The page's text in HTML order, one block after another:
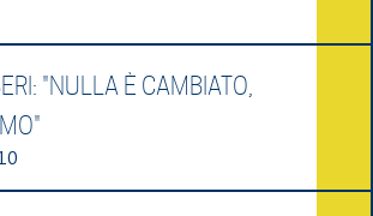
"NULLA È CAMBIATO,